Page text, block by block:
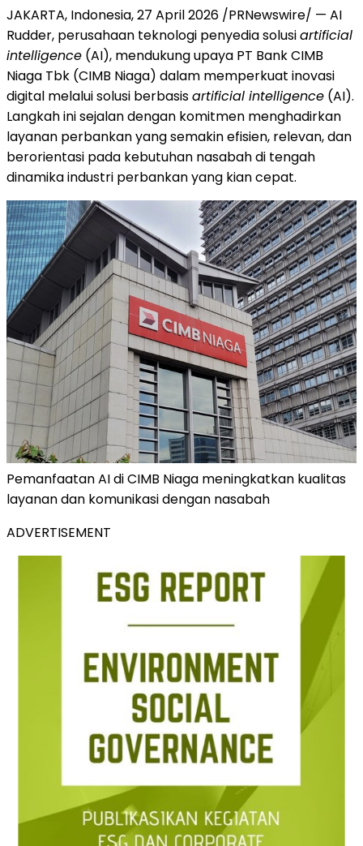
JAKARTA, Indonesia, 27 April 2026 /PRNewswire/ — AI
Rudder, perusahaan teknologi penyedia solusiartificial
intelligence (AI), mendukung upaya PT Bank CIMB
Niaga Tbk (CIMB Niaga) dalam memperkuat inovasi
digital melalui solusi berbasisartificial intelligence (AI).
Langkah ini sejalan dengan komitmen menghadirkan
layanan perbankan yang semakin efisien, relevan, dan
berorientasi pada kebutuhan nasabah di tengah
dinamika industri perbankan yang kian cepat.
Pemanfaatan AI di CIMB Niaga meningkatkan kualitas
layanan dan komunikasi dengan nasabah
ADVERTISEMENT